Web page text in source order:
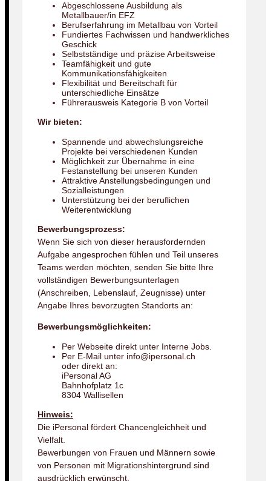
Abgeschlossene Ausbildung als
Metallbauer/in EFZ
Berufserfahrung im Metallbau von Vorteil
Fundiertes Fachwissen und handwerkliches
Geschick
Selbstständige und präzise Arbeitsweise
Teamfähigkeit und gute
Kommunikationsfähigkeiten
Flexibilität und Bereitschaft für
unterschiedliche Einsätze
Führerausweis Kategorie B von Vorteil
Wir bieten:
Spannende und abwechslungsreiche
Projekte bei verschiedenen Kunden
Möglichkeit zur Übernahme in eine
Festanstellung bei unseren Kunden
Attraktive Anstellungsbedingungen und
Sozialleistungen
Unterstützung bei der beruflichen
Weiterentwicklung
Bewerbungsprozess:
Wenn Sie sich von dieser herausfordernden
Aufgabe angesprochen fühlen und Teil unseres
Teams werden möchten, senden Sie bitte Ihre
vollständigen Bewerbungsunterlagen
(Anschreiben, Lebenslauf, Zeugnisse) unter
Angabe Ihres bevorzugten Standorts an:
Bewerbungsmöglichkeiten:
Per Webseite direkt unter Interne Jobs.
Per E-Mail unter info@ipersonal.ch
oder direkt an:
iPersonal AG
Bahnhofplatz 1c
8304 Wallisellen
Hinweis:
Die iPersonal fördert Chancengleichheit und
Vielfalt.
Bewerbungen von Frauen und Männern sowie
von Personen mit Migrationshintergrund sind
ausdrücklich erwünscht.